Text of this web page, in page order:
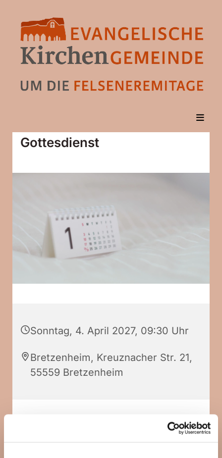
Gottesdienst
Sonntag, 4. April 2027, 09:30 Uhr
Bretzenheim, Kreuznacher Str. 21,
55559 Bretzenheim